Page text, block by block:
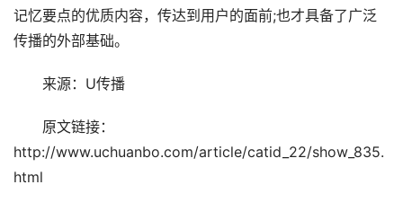
记忆要点的优质内容，传达到用户的面前;也才具备了广泛
传播的外部基础。
来源：U传播
原文链接：
http://www.uchuanbo.com/article/catid_22/show_835.
html